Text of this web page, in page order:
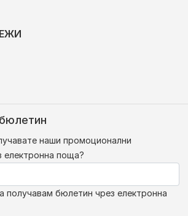
наши промоционални
електронна поща?
получавам бюлетин чрез електронна